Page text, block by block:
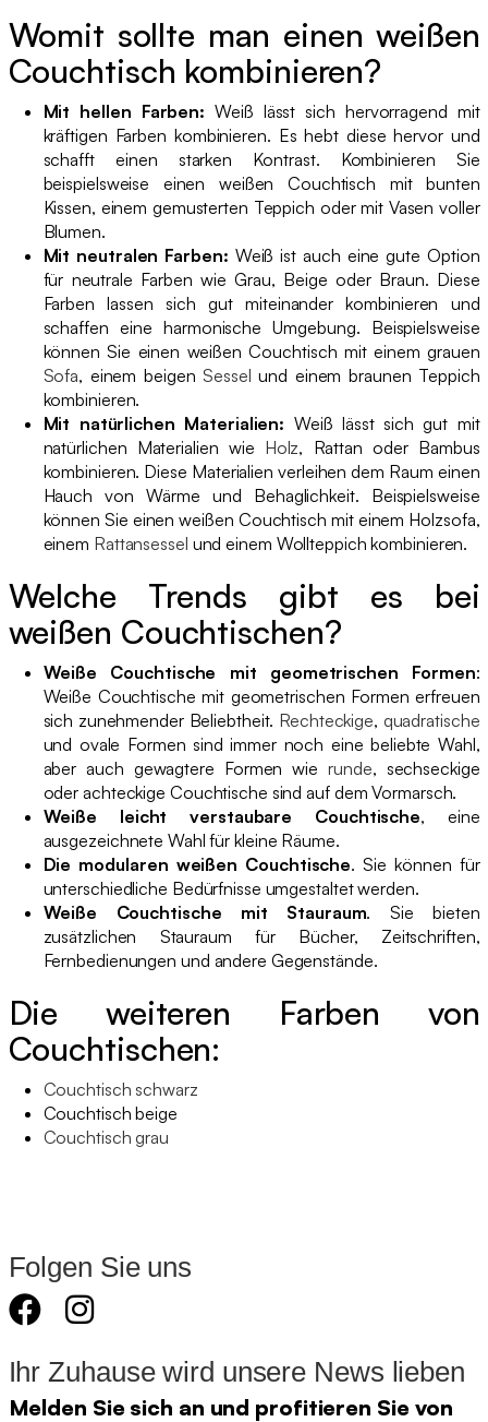
Womit sollte man einen weißen
Couchtisch kombinieren?
Mit hellen Farben: Weiß lässt sich hervorragend mit
kräftigen Farben kombinieren. Es hebt diese hervor und
schafft einen starken Kontrast. Kombinieren Sie
beispielsweise einen weißen Couchtisch mit bunten
Kissen, einem gemusterten Teppich oder mit Vasen voller
Blumen.
Mit neutralen Farben: Weiß ist auch eine gute Option
für neutrale Farben wie Grau, Beige oder Braun. Diese
Farben lassen sich gut miteinander kombinieren und
schaffen eine harmonische Umgebung. Beispielsweise
können Sie einen weißen Couchtisch mit einem grauen
Sofa, einem beigenSessel und einem braunen Teppich
kombinieren.
Mit natürlichen Materialien: Weiß lässt sich gut mit
natürlichen Materialien wie Holz, Rattan oder Bambus
kombinieren. Diese Materialien verleihen dem Raum einen
Hauch von Wärme und Behaglichkeit. Beispielsweise
können Sie einen weißen Couchtisch mit einem Holzsofa,
einem Rattansessel und einem Wollteppich kombinieren.
Welche Trends gibt es bei
weißen Couchtischen?
Weiße Couchtische mit geometrischen Formen:
Weiße Couchtische mit geometrischen Formen erfreuen
sich zunehmender Beliebtheit. Rechteckige, quadratische
und ovale Formen sind immer noch eine beliebte Wahl,
aber auch gewagtere Formen wierunde, sechseckige
oder achteckige Couchtische sind auf dem Vormarsch.
Weiße leicht verstaubare Couchtische, eine
ausgezeichnete Wahl für kleine Räume.
Die modularen weißen Couchtische. Sie können für
unterschiedliche Bedürfnisse umgestaltet werden.
Weiße Couchtische mit Stauraum. Sie bieten
zusätzlichen Stauraum für Bücher, Zeitschriften,
Fernbedienungen und andere Gegenstände.
Die weiteren Farben von
Couchtischen:
Couchtisch schwarz
Couchtisch beige
Couchtisch grau
Folgen Sie uns
Ihr Zuhause wird unsere News lieben
Melden Sie sich an und profitieren Sie von